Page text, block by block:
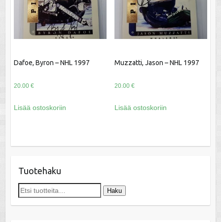
Dafoe, Byron – NHL 1997
20.00 €
Lisää ostoskoriin
Muzzatti, Jason – NHL 1997
20.00 €
Lisää ostoskoriin
Tuotehaku
Etsi: Haku